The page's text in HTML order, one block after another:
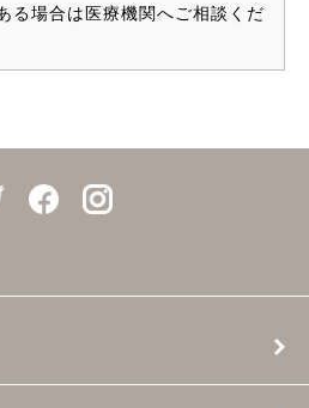
る場合は医療機関へご相談くだ